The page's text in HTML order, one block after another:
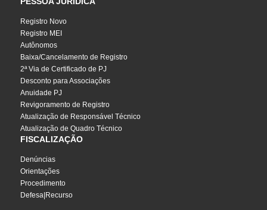
Registro Novo
Registro MEI
Autônomos
Baixa/Cancelamento de Registro
2ª Via de Certificado de PJ
Desconto para Associações
Anuidade PJ
Revigoramento de Registro
Atualização de Responsável Técnico
Atualização de Quadro Técnico
FISCALIZAÇÃO
Denúncias
Orientações
Procedimento
Defesa|Recurso